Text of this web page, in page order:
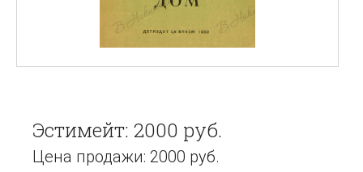
Эстимейт: 2000 руб.
Цена продажи: 2000 руб.